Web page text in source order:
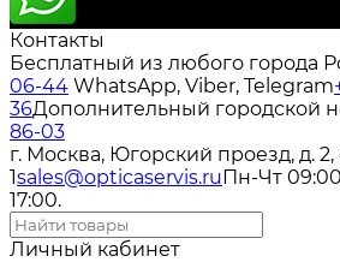
Контакты
Бесплатный из любого города
06-44 WhatsApp, Viber, Telegram
36Дополнительный городской
86-03
г. Москва, Югорский проезд, д. 2,
1sales@opticaservis.ruПн-Чт
17:00.
Личный кабинет